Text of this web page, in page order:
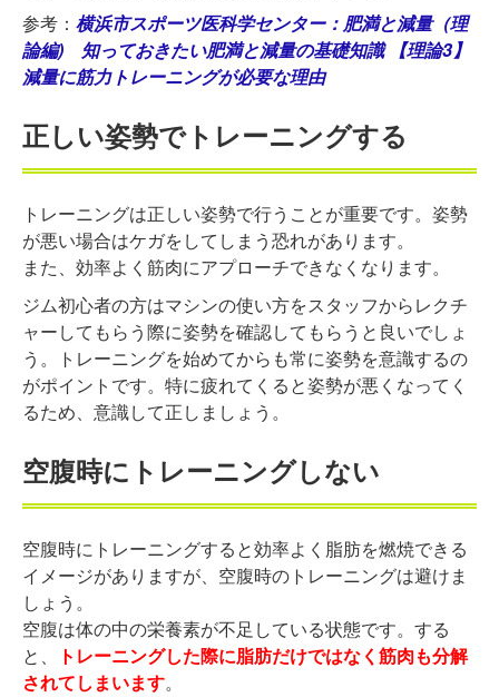
参考： 横浜市スポーツ医科学センター：肥満と減量（理
論編) 知っておきたい肥満と減量の基礎知識 【理論3】
減量に筋力トレーニングが必要な理由
正しい姿勢でトレーニングする
トレーニングは正しい姿勢で行うことが重要です。姿勢
が悪い場合はケガをしてしまう恐れがあります。
また、効率よく筋肉にアプローチできなくなります。
ジム初心者の方はマシンの使い方をスタッフからレクチ
ャーしてもらう際に姿勢を確認してもらうと良いでしょ
う。トレーニングを始めてからも常に姿勢を意識するの
がポイントです。特に疲れてくると姿勢が悪くなってく
るため、意識して正しましょう。
空腹時にトレーニングしない
空腹時にトレーニングすると効率よく脂肪を燃焼できる
イメージがありますが、空腹時のトレーニングは避けま
しょう。
空腹は体の中の栄養素が不足している状態です。する
と、
トレーニングした際に脂肪だけではなく筋肉も分解
されてしまいます。